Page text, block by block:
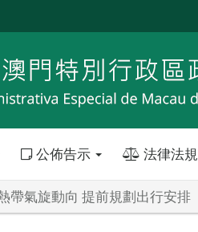
公佈告示 法律法規
帶氣旋動向 提前規劃出行安排